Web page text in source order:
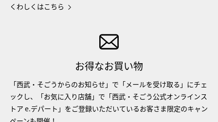
くわしくはこちら
お得なお買い物
「西武・そごうからのお知らせ」で「メールを受け取る」にチェ
ックし、「お気に入り店舗」で「西武・そごう公式オンラインス
トア e.デパート」をご登録いただいているお客さま限定のキャン